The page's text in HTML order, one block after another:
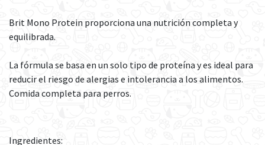
Brit Mono Protein proporciona una nutrición completa y
equilibrada.
La fórmula se basa en un solo tipo de proteína y es ideal para
reducir el riesgo de alergias e intolerancia a los alimentos.
Comida completa para perros.
Ingredientes: